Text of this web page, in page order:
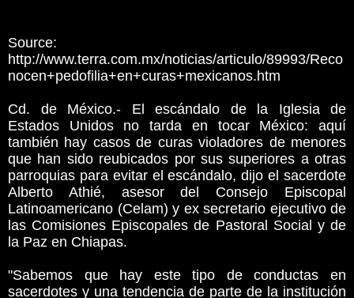
Source:
http://www.terra.com.mx/noticias/articulo/89993/Reco
nocen+pedofilia+en+curas+mexicanos.htm
Cd. de México.- El escándalo de la Iglesia de
Estados Unidos no tarda en tocar México: aquí
también hay casos de curas violadores de menores
que han sido reubicados por sus superiores a otras
parroquias para evitar el escándalo, dijo el sacerdote
Alberto Athié, asesor del Consejo Episcopal
Latinoamericano (Celam) y ex secretario ejecutivo de
las Comisiones Episcopales de Pastoral Social y de
la Paz en Chiapas.
"Sabemos que hay este tipo de conductas en
sacerdotes y una tendencia de parte de la institución